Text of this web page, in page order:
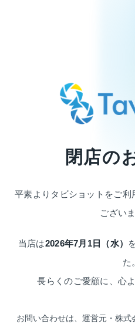
閉店の
平素よりタビショットをご利
ござい
当店は2026年7月1日（水）
た。
長らくのご愛顧に、心
お問い合わせは、運営元・株式